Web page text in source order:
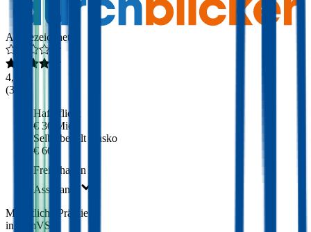
Ausgezeichnet
4,3
(309
Haftpflicht
€ 30 Mio.
Selbstbehalt Kasko
€ 600
Freischaden
Assistance
Monatliche Prämie
inkl. mVSt.